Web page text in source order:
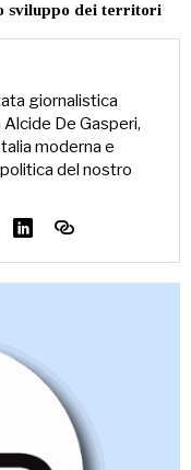
sviluppo dei territori
giornalistica
De Gasperi,
moderna e
del nostro